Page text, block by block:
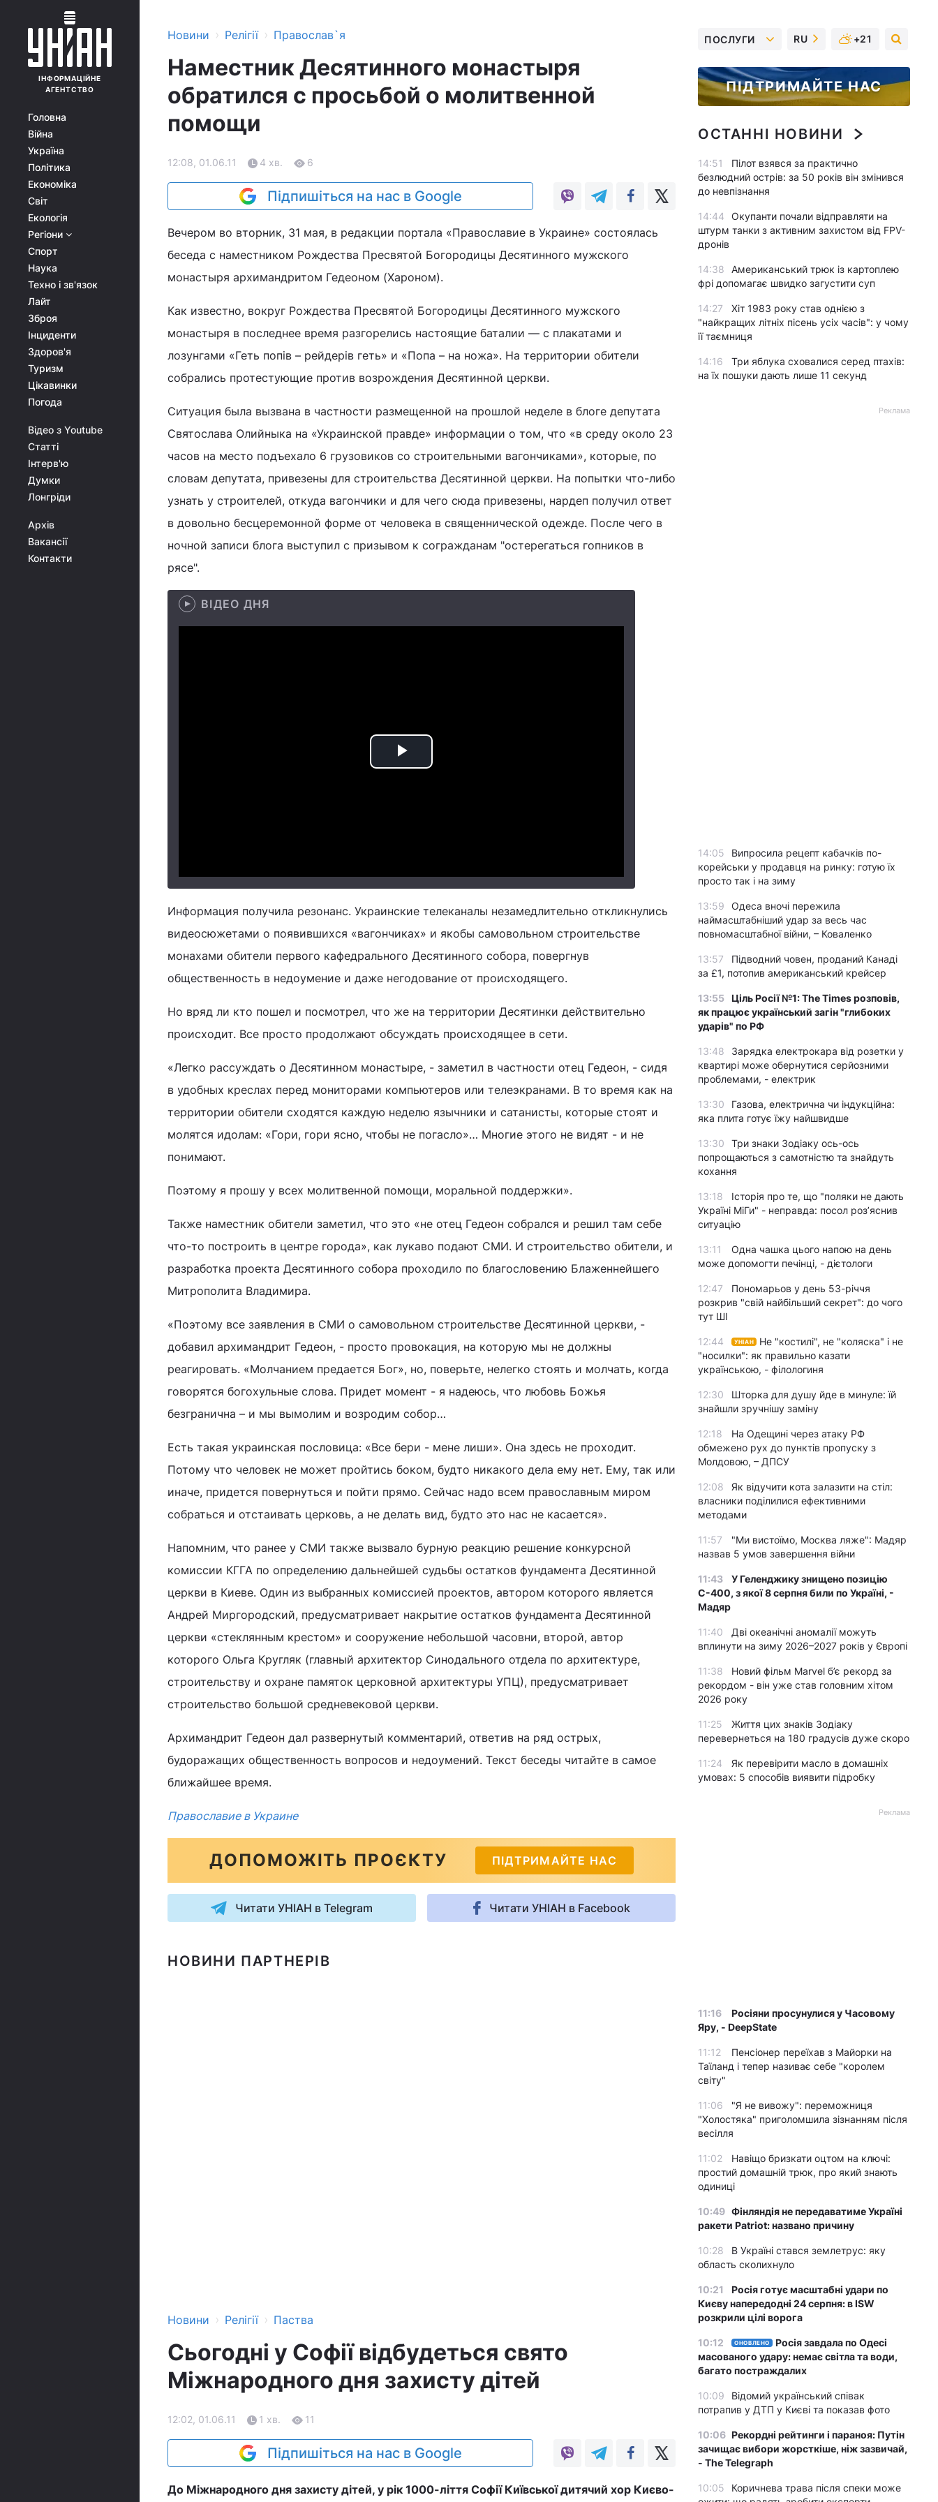
ІНФОРМАЦІЙНЕ
АГЕНТСТВО
Головна
Війна
Україна
Політика
Економіка
Світ
Екологія
Регіони
Спорт
Наука
Техно і зв'язок
Лайт
Зброя
Інциденти
Здоров'я
Туризм
Цікавинки
Погода
Відео з Youtube
Статті
Інтерв'ю
Думки
Лонгріди
Архів
Вакансії
Контакти
Новини › Релігії › Православ`я
Наместник Десятинного монастыря
обратился с просьбой о молитвенной
помощи
12:08, 01.06.11 4 хв. 6
Підпишіться на нас в Google
Вечером во вторник, 31 мая, в редакции портала «Православие в Украине» состоялась
беседа с наместником Рождества Пресвятой Богородицы Десятинного мужского
монастыря архимандритом Гедеоном (Хароном).
Как известно, вокруг Рождества Пресвятой Богородицы Десятинного мужского
монастыря в последнее время разгорелись настоящие баталии — с плакатами и
лозунгами «Геть попів – рейдерів геть» и «Попа – на ножа». На территории обители
собрались протестующие против возрождения Десятинной церкви.
Ситуация была вызвана в частности размещенной на прошлой неделе в блоге депутата
Святослава Олийныка на «Украинской правде» информации о том, что «в среду около 23
часов на место подъехало 6 грузовиков со строительными вагончиками», которые, по
словам депутата, привезены для строительства Десятинной церкви. На попытки что-либо
узнать у строителей, откуда вагончики и для чего сюда привезены, нардеп получил ответ
в довольно бесцеремонной форме от человека в священнической одежде. После чего в
ночной записи блога выступил с призывом к согражданам "остерегаться гопников в
рясе".
ВІДЕО ДНЯ
Play
Информация получила резонанс. Украинские телеканалы незамедлительно откликнулись
видеосюжетами о появившихся «вагончиках» и якобы самовольном строительстве
монахами обители первого кафедрального Десятинного собора, повергнув
общественность в недоумение и даже негодование от происходящего.
Но вряд ли кто пошел и посмотрел, что же на территории Десятинки действительно
происходит. Все просто продолжают обсуждать происходящее в сети.
«Легко рассуждать о Десятинном монастыре, - заметил в частности отец Гедеон, - сидя
в удобных креслах перед мониторами компьютеров или телеэкранами. В то время как на
территории обители сходятся каждую неделю язычники и сатанисты, которые стоят и
молятся идолам: «Гори, гори ясно, чтобы не погасло»… Многие этого не видят - и не
понимают.
Поэтому я прошу у всех молитвенной помощи, моральной поддержки».
Также наместник обители заметил, что это «не отец Гедеон собрался и решил там себе
что-то построить в центре города», как лукаво подают СМИ. И строительство обители, и
разработка проекта Десятинного собора проходило по благословению Блаженнейшего
Митрополита Владимира.
«Поэтому все заявления в СМИ о самовольном строительстве Десятинной церкви, -
добавил архимандрит Гедеон, - просто провокация, на которую мы не должны
реагировать. «Молчанием предается Бог», но, поверьте, нелегко стоять и молчать, когда
говорятся богохульные слова. Придет момент - я надеюсь, что любовь Божья
безгранична – и мы вымолим и возродим собор…
Есть такая украинская пословица: «Все бери - мене лиши». Она здесь не проходит.
Потому что человек не может пройтись боком, будто никакого дела ему нет. Ему, так или
иначе, придется повернуться и пойти прямо. Сейчас надо всем православным миром
собраться и отстаивать церковь, а не делать вид, будто это нас не касается».
Напомним, что ранее у СМИ также вызвало бурную реакцию решение конкурсной
комиссии КГГА по определению дальнейшей судьбы остатков фундамента Десятинной
церкви в Киеве. Один из выбранных комиссией проектов, автором которого является
Андрей Миргородский, предусматривает накрытие остатков фундамента Десятинной
церкви «стеклянным крестом» и сооружение небольшой часовни, второй, автор
которого Ольга Кругляк (главный архитектор Синодального отдела по архитектуре,
строительству и охране памяток церковной архитектуры УПЦ), предусматривает
строительство большой средневековой церкви.
Архимандрит Гедеон дал развернутый комментарий, ответив на ряд острых,
будоражащих общественность вопросов и недоумений. Текст беседы читайте в самое
ближайшее время.
Православие в Украине
ДОПОМОЖІТЬ ПРОЄКТУ ПІДТРИМАЙТЕ НАС
Читати УНІАН в Telegram Читати УНІАН в Facebook
НОВИНИ ПАРТНЕРІВ
Новини › Релігії › Паства
Сьогодні у Софії відбудеться свято
Міжнародного дня захисту дітей
12:02, 01.06.11 1 хв. 11
Підпишіться на нас в Google
До Міжнародного дня захисту дітей, у рік 1000-ліття Софії Київської дитячий хор Києво-
ПОСЛУГИ RU +21
ПІДТРИМАЙТЕ НАС
ОСТАННІ НОВИНИ
14:51
Пілот взявся за практично
безлюдний острів: за 50 років він змінився
до невпізнання
14:44
Окупанти почали відправляти на
штурм танки з активним захистом від FPV-
дронів
14:38
Американський трюк із картоплею
фрі допомагає швидко загустити суп
14:27
Хіт 1983 року став однією з
"найкращих літніх пісень усіх часів": у чому
її таємниця
14:16
Три яблука сховалися серед птахів:
на їх пошуки дають лише 11 секунд
Реклама
14:05
Випросила рецепт кабачків по-
корейськи у продавця на ринку: готую їх
просто так і на зиму
13:59
Одеса вночі пережила
наймасштабніший удар за весь час
повномасштабної війни, – Коваленко
13:57
Підводний човен, проданий Канаді
за £1, потопив американський крейсер
13:55 Ціль Росії №1: The Times розповів,
як працює український загін "глибоких
ударів" по РФ
13:48
Зарядка електрокара від розетки у
квартирі може обернутися серйозними
проблемами, - електрик
13:30
Газова, електрична чи індукційна:
яка плита готує їжу найшвидше
13:30
Три знаки Зодіаку ось-ось
попрощаються з самотністю та знайдуть
кохання
13:18
Історія про те, що "поляки не дають
Україні МіГи" - неправда: посол роз’яснив
ситуацію
13:11
Одна чашка цього напою на день
може допомогти печінці, - дієтологи
12:47
Пономарьов у день 53-річчя
розкрив "свій найбільший секрет": до чого
тут ШІ
12:44 УНІАН
Не "костилі", не "коляска" і не
"носилки": як правильно казати
українською, - філологиня
12:30
Шторка для душу йде в минуле: їй
знайшли зручнішу заміну
12:18
На Одещині через атаку РФ
обмежено рух до пунктів пропуску з
Молдовою, – ДПСУ
12:08
Як відучити кота залазити на стіл:
власники поділилися ефективними
методами
11:57
"Ми вистоїмо, Москва ляже": Мадяр
назвав 5 умов завершення війни
11:43
У Геленджику знищено позицію
С-400, з якої 8 серпня били по Україні, -
Мадяр
11:40
Дві океанічні аномалії можуть
вплинути на зиму 2026–2027 років у Європі
11:38
Новий фільм Marvel б’є рекорд за
рекордом - він уже став головним хітом
2026 року
11:25
Життя цих знаків Зодіаку
перевернеться на 180 градусів дуже скоро
11:24
Як перевірити масло в домашніх
умовах: 5 способів виявити підробку
Реклама
11:16
Росіяни просунулися у Часовому
Яру, - DeepState
11:12
Пенсіонер переїхав з Майорки на
Таїланд і тепер називає себе "королем
світу"
11:06
"Я не вивожу": переможниця
"Холостяка" приголомшила зізнанням після
весілля
11:02
Навіщо бризкати оцтом на ключі:
простий домашній трюк, про який знають
одиниці
10:49 Фінляндія не передаватиме Україні
ракети Patriot: названо причину
10:28
В Україні стався землетрус: яку
область сколихнуло
10:21
Росія готує масштабні удари по
Києву напередодні 24 серпня: в ISW
розкрили цілі ворога
10:12 ОНОВЛЕНО
Росія завдала по Одесі
масованого удару: немає світла та води,
багато постраждалих
10:09
Відомий український співак
потрапив у ДТП у Києві та показав фото
10:06 Рекордні рейтинги і параноя: Путін
зачищає вибори жорсткіше, ніж зазвичай,
- The Telegraph
10:05
Коричнева трава після спеки може